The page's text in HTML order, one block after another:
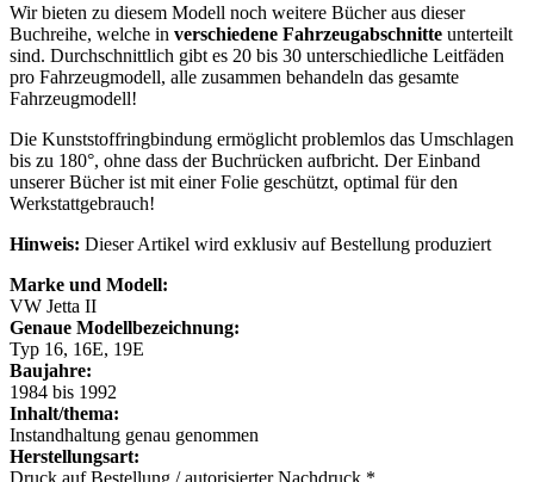
Wir bieten zu diesem Modell noch weitere Bücher aus dieser
Buchreihe, welche in verschiedene Fahrzeugabschnitte unterteilt
sind. Durchschnittlich gibt es 20 bis 30 unterschiedliche Leitfäden
pro Fahrzeugmodell, alle zusammen behandeln das gesamte
Fahrzeugmodell!
Die Kunststoffringbindung ermöglicht problemlos das Umschlagen
bis zu 180°, ohne dass der Buchrücken aufbricht. Der Einband
unserer Bücher ist mit einer Folie geschützt, optimal für den
Werkstattgebrauch!
Hinweis: Dieser Artikel wird exklusiv auf Bestellung produziert
Marke und Modell:
VW Jetta II
Genaue Modellbezeichnung:
Typ 16, 16E, 19E
Baujahre:
1984 bis 1992
Inhalt/thema:
Instandhaltung genau genommen
Herstellungsart:
Druck auf Bestellung / autorisierter Nachdruck *